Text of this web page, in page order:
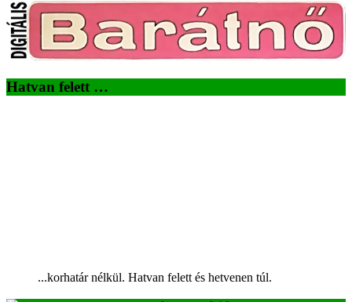
Hatvan felett …
...korhatár nélkül. Hatvan felett és hetvenen túl.